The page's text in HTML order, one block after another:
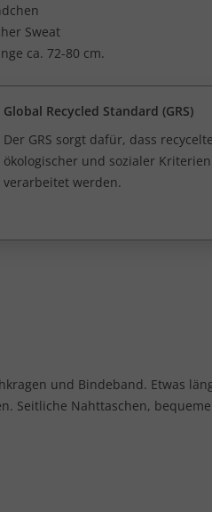
Sweat
ca. 72-80 cm.
Global Recycled Standard (GRS)
Der GRS sorgt dafür, dass
ökologischer und sozialer
verarbeitet werden.
und Bindeband. Etwas
Seitliche Nahttaschen,